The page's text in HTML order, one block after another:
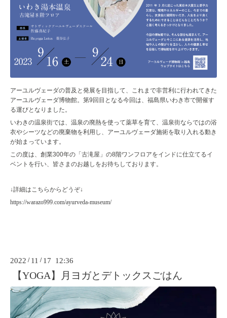
アーユルヴェーダの普及と発展を目指して、これまで非営利に行われてきた
アーユルヴェーダ博物館。第9 回目となる今回は、福島県いわき市で開催す
る運びとなりました。
いわきの温泉街では、温泉の廃熱を使って薬草を育て、温泉街ならではの浴
衣やシーツなどの廃棄物を利用し、アーユルヴェーダ施術を取り入れる動き
が始まっています。
この度は、創業300年の「古滝屋」の8階ワンフロアをインドに仕立てるイ
ベントを行い、皆さまのお越しをお待ちしております。
↓詳細はこちらからどうぞ↓
https://warazo999.com/ayurveda-museum/
2022 / 11 / 17 12:36
【YOGA】月ヨガとデトックスごはん